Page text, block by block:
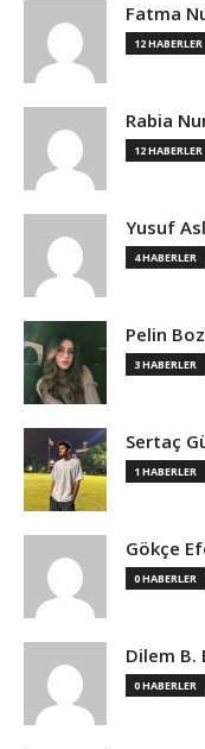
Fatma
12 HABERLER
Rabia
12 HABERLER
Yusuf
4 HABERLER
Pelin
3 HABERLER
Sertaç
1 HABERLER
Gökçe
0 HABERLER
Dilem B.
0 HABERLER